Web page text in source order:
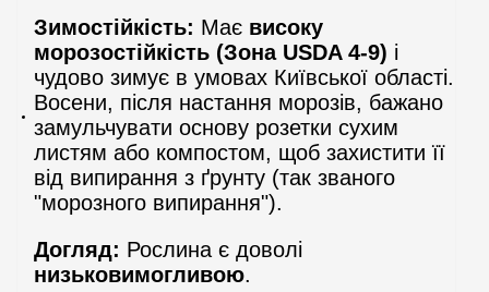
Зимостійкість: Має високу
морозостійкість (Зона USDA 4-9) і
чудово зимує в умовах Київської області.
Восени, після настання морозів, бажано
замульчувати основу розетки сухим
листям або компостом, щоб захистити її
від випирання з ґрунту (так званого
"морозного випирання").
Догляд: Рослина є доволі
низьковимогливою.